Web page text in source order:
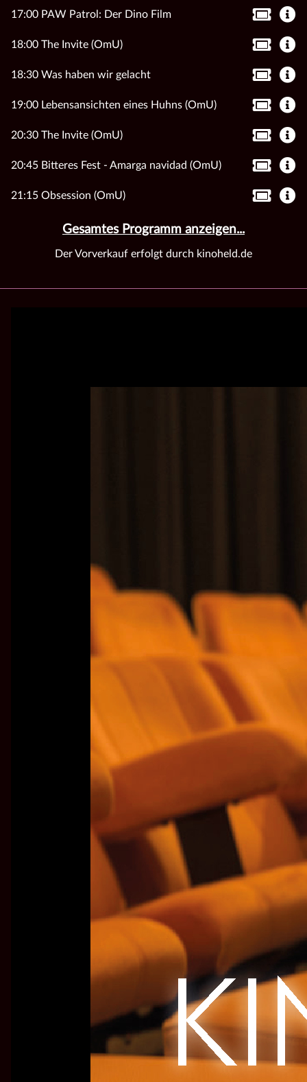
17:00 PAW Patrol: Der Dino Film
18:00 The Invite (OmU)
18:30 Was haben wir gelacht
19:00 Lebensansichten eines Huhns (OmU)
20:30 The Invite (OmU)
20:45 Bitteres Fest - Amarga navidad (OmU)
21:15 Obsession (OmU)
Gesamtes Programm anzeigen...
Der Vorverkauf erfolgt durch kinoheld.de